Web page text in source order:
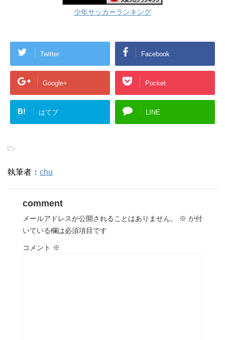
少年サッカーランキング
Twitter Facebook
Google+ Pocket
B! はてブ LINE
-
執筆者： chu
comment
メールアドレスが公開されることはありません。 ※ が付
いている欄は必須項目です
コメント ※